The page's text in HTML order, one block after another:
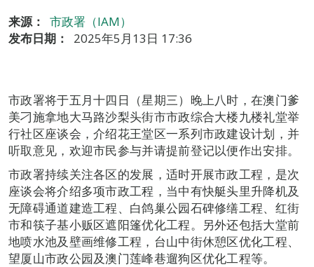
来源：
市政署（IAM）
发布日期：
2025年5月13日 17:36
市政署将于五月十四日（星期三）晚上八时，在澳门爹
美刁施拿地大马路沙梨头街市市政综合大楼九楼礼堂举
行社区座谈会，介绍花王堂区一系列市政建设计划，并
听取意见，欢迎市民参与并请提前登记以便作出安排。
市政署持续关注各区的发展，适时开展市政工程，是次
座谈会将介绍多项市政工程，当中有快艇头里升降机及
无障碍通道建造工程、白鸽巢公园石碑修缮工程、红街
市和筷子基小贩区遮阳篷优化工程。另外还包括大堂前
地喷水池及壁画维修工程，台山中街休憩区优化工程、
望厦山市政公园及澳门莲峰巷遛狗区优化工程等。